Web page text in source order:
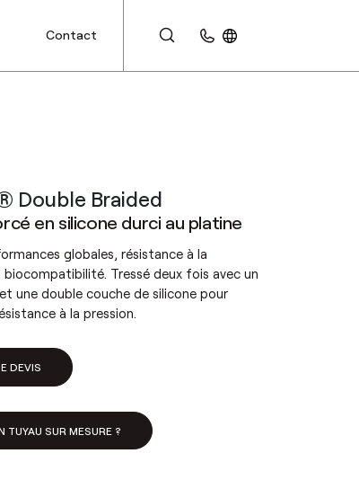
Contact
Double Braided
en silicone durci au platine
globales, résistance à la
Tressé deux fois avec un
une double couche de silicone pour
à la pression.
DEVIS
TUYAU SUR MESURE ?